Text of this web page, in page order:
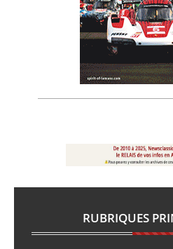
RUBRIQUES